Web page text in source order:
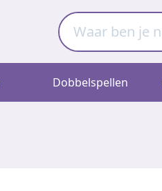
Dobbelspellen